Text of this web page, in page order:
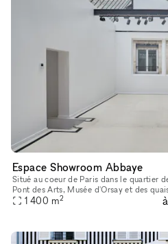
Espace Showroom Abbaye
Situé au coeur de Paris dans le quartier
Pont des Arts, Musée d'Orsay et des
Saint-Germain, Café de Flore, Les Deux
1 400 m2